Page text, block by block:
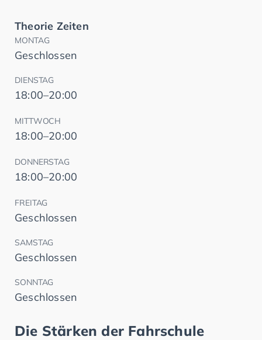
Theorie Zeiten
MONTAG
Geschlossen
DIENSTAG
18:00–20:00
MITTWOCH
18:00–20:00
DONNERSTAG
18:00–20:00
FREITAG
Geschlossen
SAMSTAG
Geschlossen
SONNTAG
Geschlossen
Die Stärken der Fahrschule